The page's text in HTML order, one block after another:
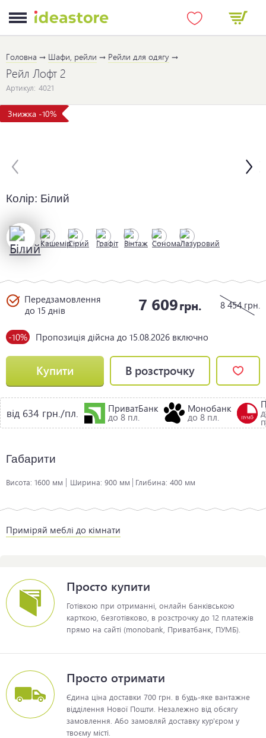
Головна Шафи, рейли Рейли для одягу
Рейл Лофт 2
Артикул: 4021
Знижка -10%
Колір: Білий
8 454 грн.
7 609грн.
Передзамовлення
до 15 днів
-10% Пропозиція дійсна до 15.08.2026 включно
Купити В розстрочку
від 634 грн./пл. ПриватБанк
до 8 пл.
Монобанк
до 8 пл.
Габарити
Висота: 1600 мм Ширина: 900 мм Глибина: 400 мм
Приміряй меблі до кімнати
Просто купити
Готівкою при отриманні, онлайн банківською
карткою, безготівково, в розстрочку до 12 платежів
прямо на сайті (monobank, Приватбанк, ПУМБ).
Просто отримати
Єдина ціна доставки 700 грн. в будь-яке вантажне
відділення Нової Пошти. Незалежно від обсягу
замовлення. Або замовляй доставку кур'єром у
твоєму місті.